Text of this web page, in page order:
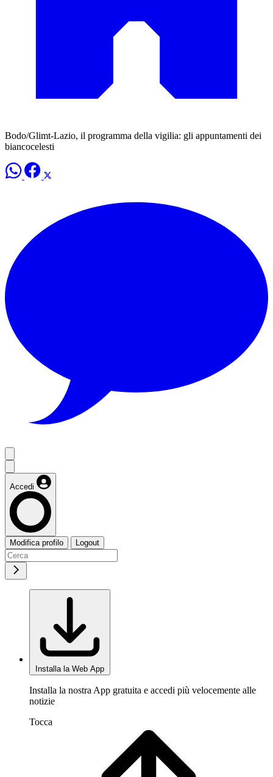
Bodo/Glimt-Lazio, il programma della vigilia: gli appuntamenti dei
biancocelesti
Accedi
Modifica profilo Logout
Installa la Web App
Installa la nostra App gratuita e accedi più velocemente alle
notizie
Tocca